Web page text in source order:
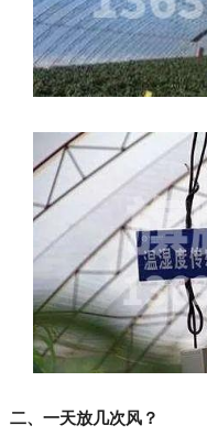
二、一天放几次风？